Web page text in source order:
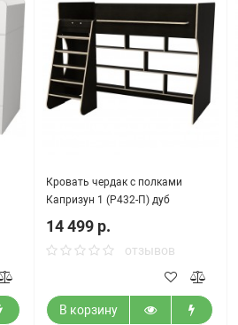
Кровать чердак с полками
Капризун 1 (Р432-П) дуб
миланский
14 499 р.
отзывов
В корзину